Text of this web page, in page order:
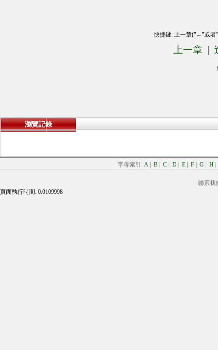
快捷鍵: 上一章("←"或
上一章 |
瀏覽記錄
字母索引: A B C D E F G H
聯系我
頁面執行時間: 0.0109998